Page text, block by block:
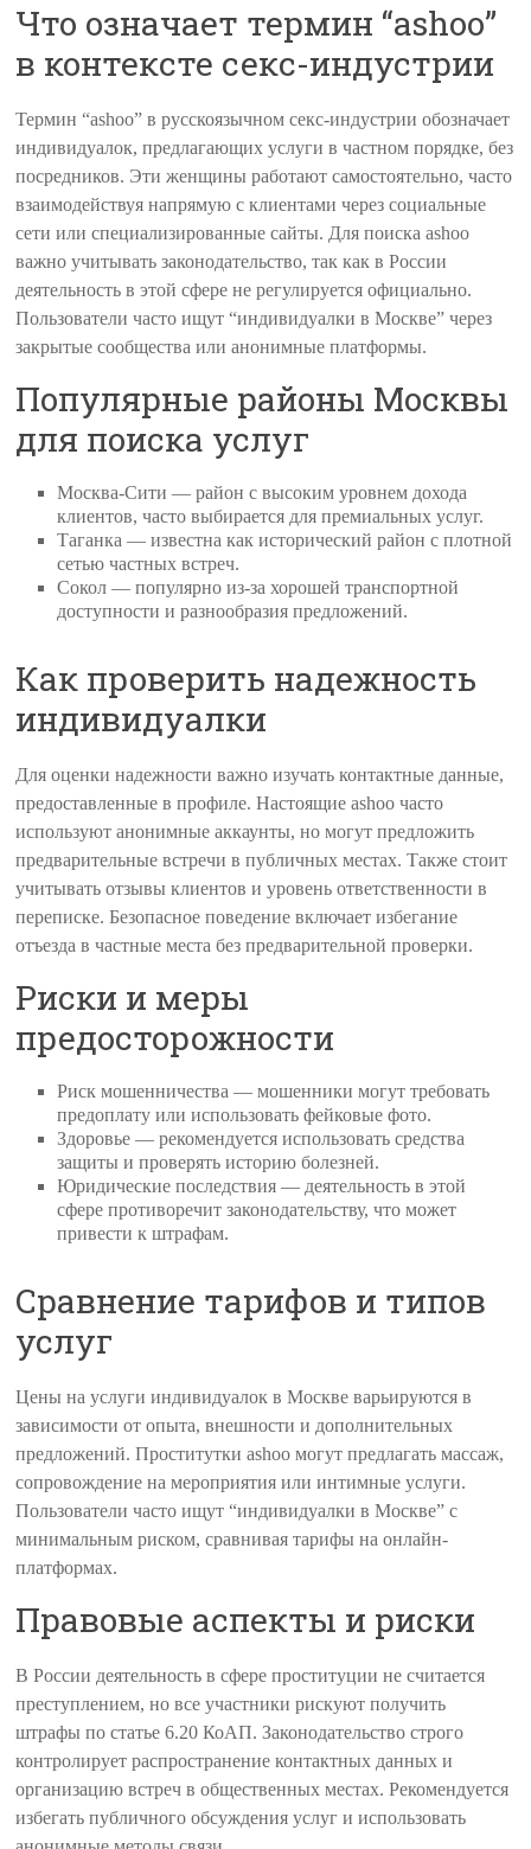
Что означает термин “ashoo”
в контексте секс-индустрии
Термин “ashoo” в русскоязычном секс-индустрии обозначает
индивидуалок, предлагающих услуги в частном порядке, без
посредников. Эти женщины работают самостоятельно, часто
взаимодействуя напрямую с клиентами через социальные
сети или специализированные сайты. Для поиска ashoo
важно учитывать законодательство, так как в России
деятельность в этой сфере не регулируется официально.
Пользователи часто ищут “индивидуалки в Москве” через
закрытые сообщества или анонимные платформы.
Популярные районы Москвы
для поиска услуг
Москва-Сити — район с высоким уровнем дохода
клиентов, часто выбирается для премиальных услуг.
Таганка — известна как исторический район с плотной
сетью частных встреч.
Сокол — популярно из-за хорошей транспортной
доступности и разнообразия предложений.
Как проверить надежность
индивидуалки
Для оценки надежности важно изучать контактные данные,
предоставленные в профиле. Настоящие ashoo часто
используют анонимные аккаунты, но могут предложить
предварительные встречи в публичных местах. Также стоит
учитывать отзывы клиентов и уровень ответственности в
переписке. Безопасное поведение включает избегание
отъезда в частные места без предварительной проверки.
Риски и меры
предосторожности
Риск мошенничества — мошенники могут требовать
предоплату или использовать фейковые фото.
Здоровье — рекомендуется использовать средства
защиты и проверять историю болезней.
Юридические последствия — деятельность в этой
сфере противоречит законодательству, что может
привести к штрафам.
Сравнение тарифов и типов
услуг
Цены на услуги индивидуалок в Москве варьируются в
зависимости от опыта, внешности и дополнительных
предложений. Проститутки ashoo могут предлагать массаж,
сопровождение на мероприятия или интимные услуги.
Пользователи часто ищут “индивидуалки в Москве” с
минимальным риском, сравнивая тарифы на онлайн-
платформах.
Правовые аспекты и риски
В России деятельность в сфере проституции не считается
преступлением, но все участники рискуют получить
штрафы по статье 6.20 КоАП. Законодательство строго
контролирует распространение контактных данных и
организацию встреч в общественных местах. Рекомендуется
избегать публичного обсуждения услуг и использовать